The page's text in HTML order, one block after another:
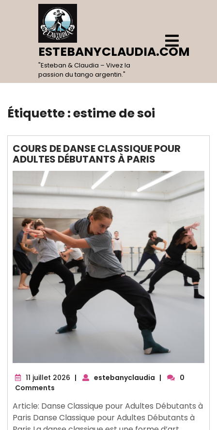
ESTEBANYCLAUDIA.COM
"Esteban & Claudia – Vivez la
passion du tango argentin."
Open
Menu
Étiquette :estime de soi
COURS DE DANSE CLASSIQUE POUR
ADULTES DÉBUTANTS À PARIS
11 juillet 2026 11| estebanyclaudia |
0
Comments
Article: Danse Classique pour Adultes Débutants à
Paris Danse Classique pour Adultes Débutants à